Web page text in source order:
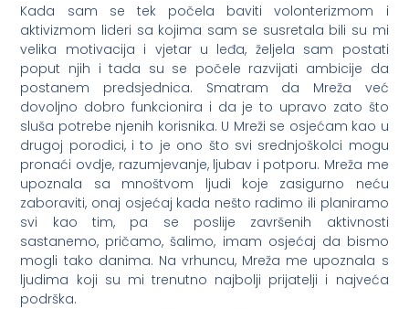
Kada sam se tek počela baviti volonterizmom i
aktivizmom lideri sa kojima sam se susretala bili su mi
velika motivacija i vjetar u leđa, željela sam postati
poput njih i tada su se počele razvijati ambicije da
postanem predsjednica. Smatram da Mreža već
dovoljno dobro funkcionira i da je to upravo zato što
sluša potrebe njenih korisnika. U Mreži se osjećam kao u
drugoj porodici, i to je ono što svi srednjoškolci mogu
pronaći ovdje, razumjevanje, ljubav i potporu. Mreža me
upoznala sa mnoštvom ljudi koje zasigurno neću
zaboraviti, onaj osjećaj kada nešto radimo ili planiramo
svi kao tim, pa se poslije završenih aktivnosti
sastanemo, pričamo, šalimo, imam osjećaj da bismo
mogli tako danima. Na vrhuncu, Mreža me upoznala s
ljudima koji su mi trenutno najbolji prijatelji i najveća
podrška.